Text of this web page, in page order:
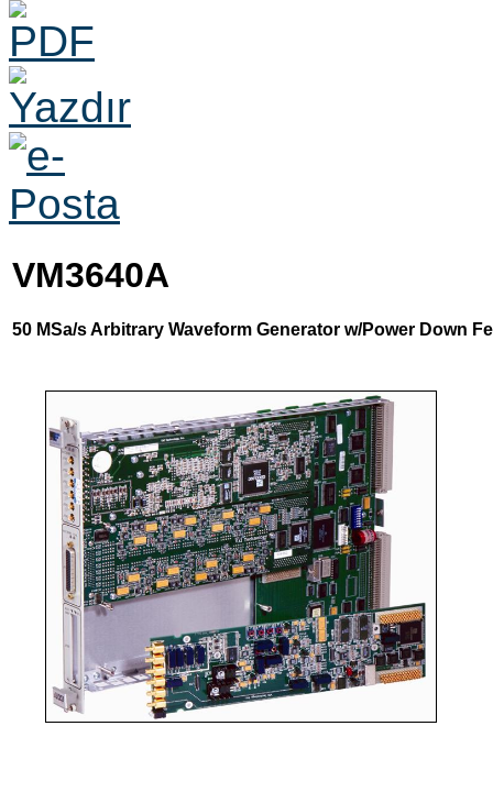
VM3640A
50 MSa/s Arbitrary Waveform Generator w/Power Down